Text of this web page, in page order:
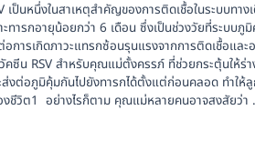
เป็นหนึ่งในสาเหตุสำคัญของการติดเชื้อในระบบทาง
ะทารกอายุน้อยกว่า 6 เดือน ซึ่งเป็นช่วงวัยที่ระบบ
อการเกิดภาวะแทรกซ้อนรุนแรงจากการติดเชื้อและ
คซีน RSV สำหรับคุณแม่ตั้งครรภ์ ที่ช่วยกระตุ้นให้ร่
งต่อภูมิคุ้มกันไปยังทารกได้ตั้งแต่ก่อนคลอด ทำใ
งชีวิต1 อย่างไรก็ตาม คุณแม่หลายคนอาจสงสัยว่า